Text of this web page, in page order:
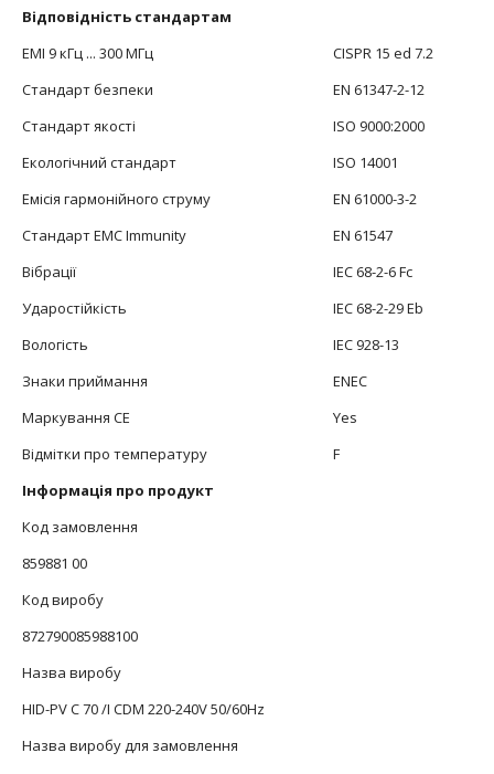
Відповідність стандартам
ЕМІ 9 кГц ... 300 МГц
CISPR 15 ed 7.2
Стандарт безпеки
EN 61347-2-12
Стандарт якості
ISO 9000:2000
Екологічний стандарт
ISO 14001
Емісія гармонійного струму
EN 61000-3-2
Стандарт EMC Immunity
EN 61547
Вібрації
IEC 68-2-6 Fc
Ударостійкість
IEC 68-2-29 Eb
Вологість
IEC 928-13
Знаки приймання
ENEC
Маркування CE
Yes
Відмітки про температуру
F
Інформація про продукт
Код замовлення
859881 00
Код виробу
872790085988100
Назва виробу
HID-PV C 70 /I CDM 220-240V 50/60Hz
Назва виробу для замовлення